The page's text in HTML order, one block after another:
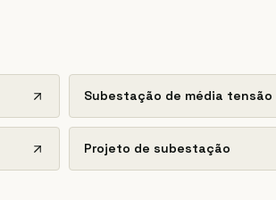
Subestação de média tensão
Projeto de subestação